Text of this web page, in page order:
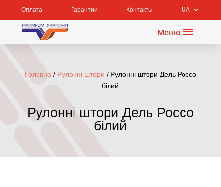
Оплата Гарантии Контакты UA
Головна / Рулонні штори / Рулонні штори Дель Россо
білий
Рулонні штори Дель Россо
білий